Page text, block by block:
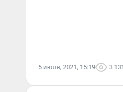
5 июля, 2021, 15:19 3 131